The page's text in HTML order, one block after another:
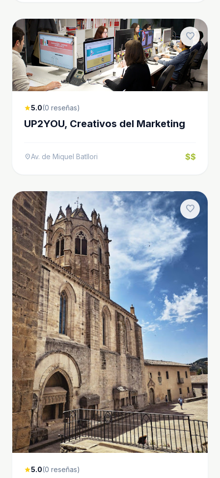
favorite
star5.0(0 reseñas)
UP2YOU, Creativos del Marketing
location_onAv. de Miquel Batllori $$
favorite
star5.0(0 reseñas)